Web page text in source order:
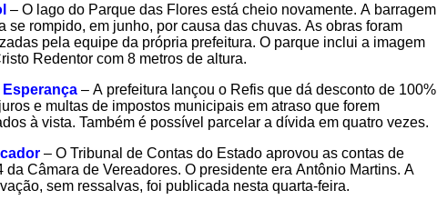
– O lago do Parque das Flores está cheio novamente. A barragem
se rompido, em junho, por causa das chuvas. As obras foram
pela equipe da própria prefeitura. O parque inclui a imagem
Redentor com 8 metros de altura.
– A prefeitura lançou o Refis que dá desconto de 100%
e multas de impostos municipais em atraso que forem
à vista. Também é possível parcelar a dívida em quatro vezes.
– O Tribunal de Contas do Estado aprovou as contas de
da Câmara de Vereadores. O presidente era Antônio Martins. A
sem ressalvas, foi publicada nesta quarta-feira.